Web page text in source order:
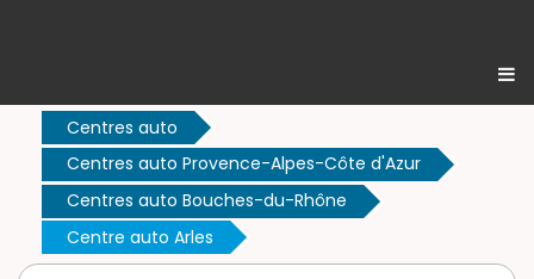
Centres auto
Centres auto Provence-Alpes-Côte d'Azur
Centres auto Bouches-du-Rhône
Centre auto Arles